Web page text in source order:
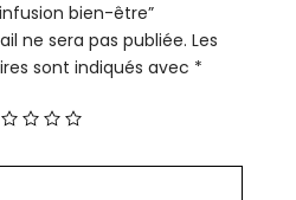
bien-être”
ne sera pas publiée. Les
sont indiqués avec *